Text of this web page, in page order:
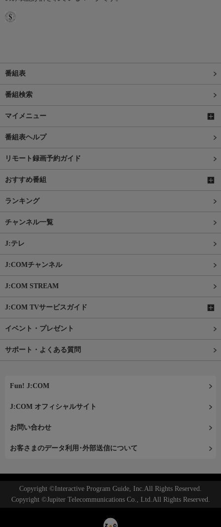
番組表
番組検索
マイメニュー
番組表ヘルプ
リモート録画予約ガイド
おすすめ番組
ランキング
チャンネル一覧
J:テレ
J:COMチャンネル
J:COM STREAM
J:COM TVサービスガイド
イベント・プレゼント
サポート・よくある質問
Fun! J:COM
J:COM オフィシャルサイト
お問い合わせ
お客さまのデータ利用･外部送信について
Copyright ©Interactive Program Guide, Inc.All Rights Reserved.
Copyright ©Jupiter Telecommunications Co., Ltd.All Rights Reserved.